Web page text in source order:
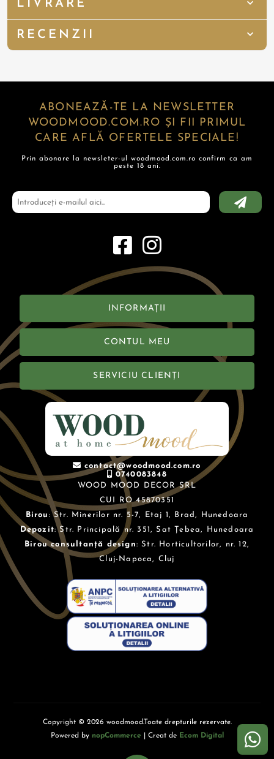
LIVRARE
RECENZII
ABONEAZĂ-TE LA NEWSLETTER
WOODMOOD.COM.RO ȘI FII PRIMUL
CARE AFLĂ OFERTELE SPECIALE!
Prin abonare la newsleter-ul woodmood.com.ro confirm ca am
peste 18 ani.
INFORMAȚII
CONTUL MEU
SERVICIU CLIENȚI
contact@woodmood.com.ro
0740083848
WOOD MOOD DECOR SRL
CUI RO 45870351
Birou : Str. Minerilor nr. 5-7, Etaj 1, Brad, Hunedoara
Depozit: Str. Principală nr. 351, Sat Țebea, Hunedoara
Birou consultanță design: Str. Horticultorilor, nr. 12,
Cluj-Napoca, Cluj
Copyright © 2026 woodmood.Toate drepturile rezervate.
Powered by nopCommerce | Creat de Ecom Digital